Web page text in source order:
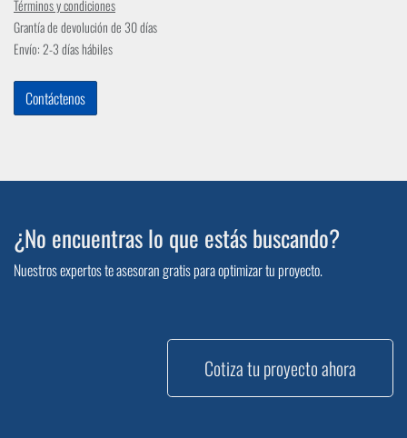
Términos y condiciones
Grantía de devolución de 30 días
Envío: 2-3 días hábiles
Contáctenos
¿No encuentras lo que estás buscando?
Nuestros expertos te asesoran gratis para optimizar tu proyecto.
Cotiza tu proyecto ahora